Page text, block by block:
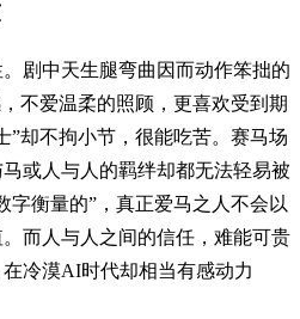
剧中天生腿弯曲因而动作笨拙的
不爱温柔的照顾，更喜欢受到期
”却不拘小节，很能吃苦。赛马场
或人与人的羁绊却都无法轻易被
字衡量的”，真正爱马之人不会以
而人与人之间的信任，难能可贵
冷漠AI时代却相当有感动力